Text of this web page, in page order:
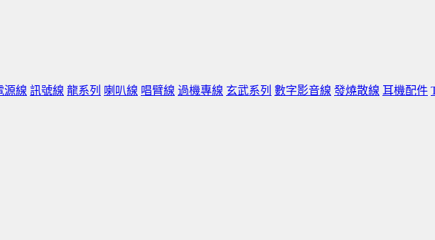
源線 訊號線 龍系列 喇叭線 唱臂線 過機專線 玄武系列 數字影音線 發燒散線 耳機配件